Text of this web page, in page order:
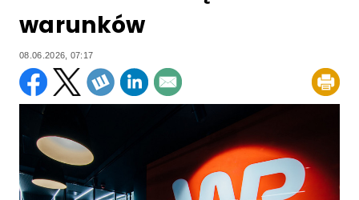
warunków
08.06.2026, 07:17